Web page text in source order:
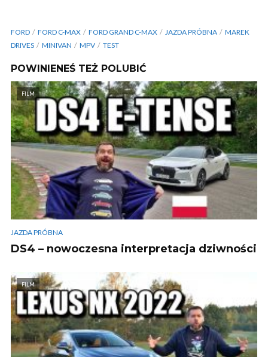
FORD FORD C-MAX FORD GRAND C-MAX JAZDA PRÓBNA
MAREK
DRIVES
MINIVAN MPV TEST
POWINIENEŚ TEŻ POLUBIĆ
FILM
JAZDA PRÓBNA
DS4 – nowoczesna interpretacja dziwności
FILM